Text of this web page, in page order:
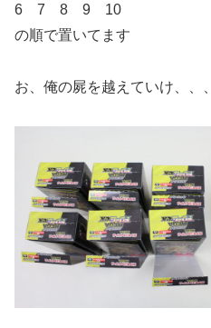
6 7 8 9 10
の順で置いてます
お、俺の屍を越えていけ、、、